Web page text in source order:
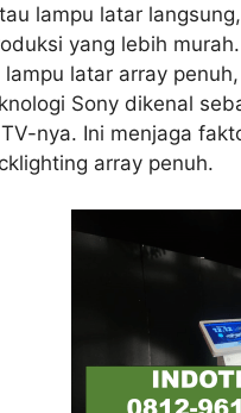
lampu latar
yang lebih
latar array
Sony dikenal
nya. Ini menjaga
array penuh.